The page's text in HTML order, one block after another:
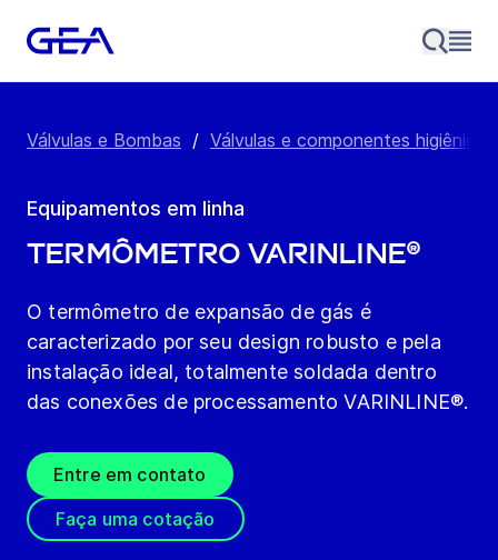
Válvulas e Bombas / Válvulas e componentes higiênicos
Equipamentos em linha
Termômetro VARINLINE®
O termômetro de expansão de gás é
caracterizado por seu design robusto e pela
instalação ideal, totalmente soldada dentro
das conexões de processamento VARINLINE®.
Entre em contato
Faça uma cotação